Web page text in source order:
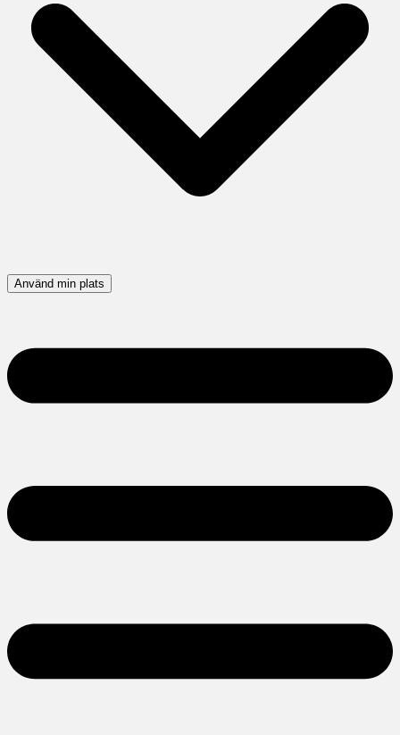
Använd min plats